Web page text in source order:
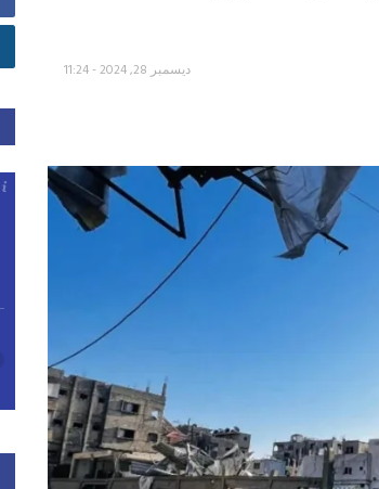
ديسمبر 28, 2024 - 11:24